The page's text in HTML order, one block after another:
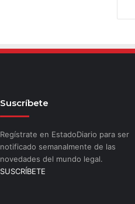
Suscríbete
Regístrate en EstadoDiario para ser
notificado semanalmente de las
novedades del mundo legal.
SUSCRÍBETE